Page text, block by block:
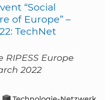
“Social
of Europe” –
TechNet
Europe
2022